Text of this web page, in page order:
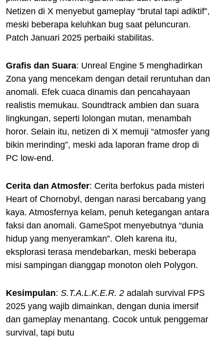
Netizen di X menyebut gameplay “brutal tapi adiktif”,
meski beberapa keluhkan bug saat peluncuran.
Patch Januari 2025 perbaiki stabilitas.
Grafis dan Suara: Unreal Engine 5 menghadirkan
Zona yang mencekam dengan detail reruntuhan dan
anomali. Efek cuaca dinamis dan pencahayaan
realistis memukau. Soundtrack ambien dan suara
lingkungan, seperti lolongan mutan, menambah
horor. Selain itu, netizen di X memuji “atmosfer yang
bikin merinding”, meski ada laporan frame drop di
PC low-end.
Cerita dan Atmosfer: Cerita berfokus pada misteri
Heart of Chornobyl, dengan narasi bercabang yang
kaya. Atmosfernya kelam, penuh ketegangan antara
faksi dan anomali. GameSpot menyebutnya “dunia
hidup yang menyeramkan”. Oleh karena itu,
eksplorasi terasa mendebarkan, meski beberapa
misi sampingan dianggap monoton oleh Polygon.
Kesimpulan: S.T.A.L.K.E.R. 2 adalah survival FPS
2025 yang wajib dimainkan, dengan dunia imersif
dan gameplay menantang. Cocok untuk penggemar
survival, tapi butu